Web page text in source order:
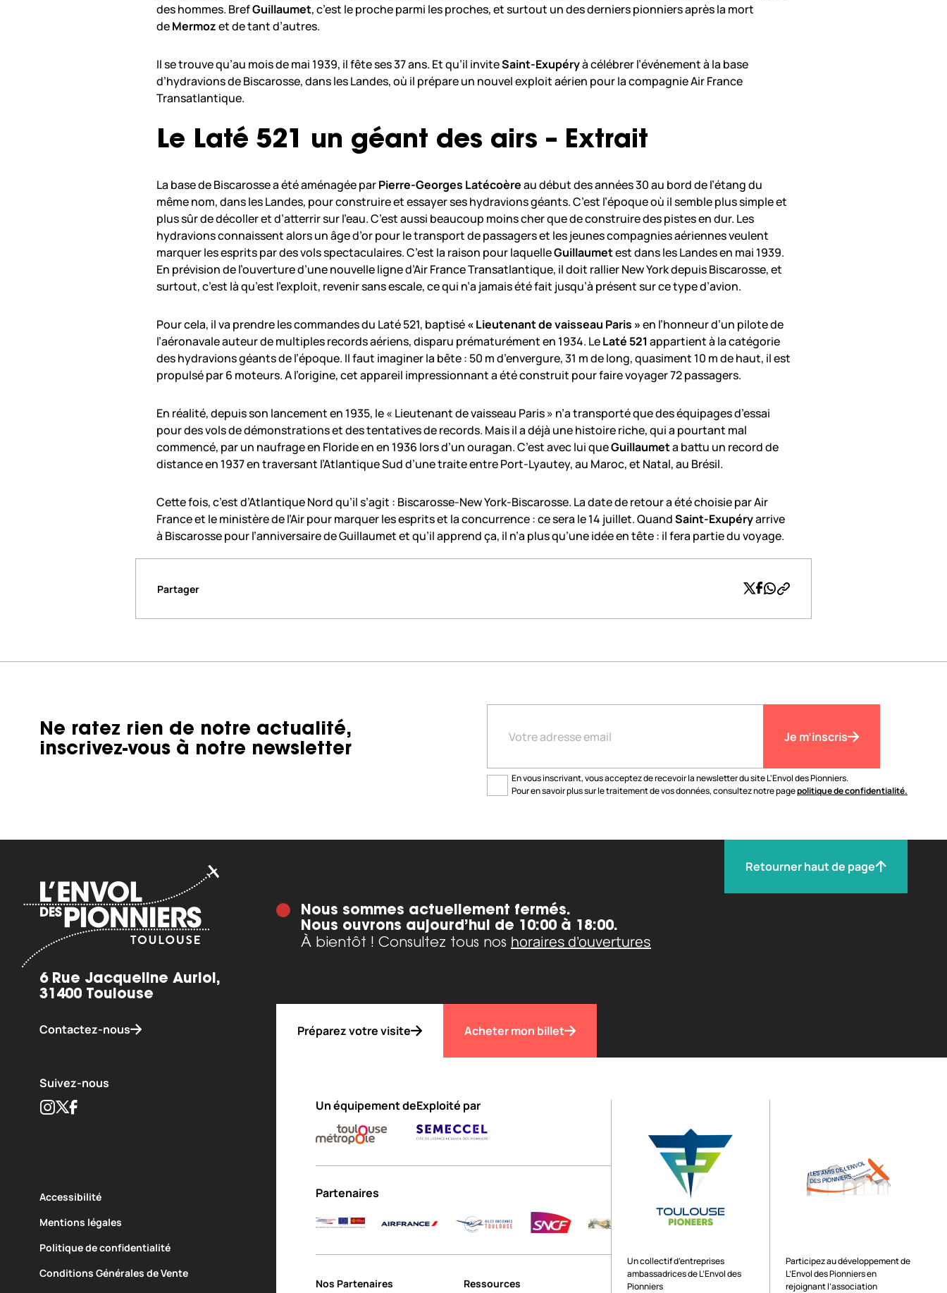
des hommes. BrefGuillaumet, c’est le proche parmi les proches, et surtout un des derniers pionniers après la mort
deMermozet de tant d’autres.
Il se trouve qu’au mois de mai 1939, il fête ses 37 ans. Et qu’il inviteSaint-Exupéryà célébrer l’événement à la base
d’hydravions de Biscarosse, dans les Landes, où il prépare un nouvel exploit aérien pour la compagnie Air France
Transatlantique.
Le Laté 521 un géant des airs – Extrait
La base de Biscarosse a été aménagée parPierre-Georges Latécoèreau début des années 30 au bord de l’étang du
même nom, dans les Landes, pour construire et essayer ses hydravions géants. C’est l’époque où il semble plus simple et
plus sûr de décoller et d’atterrir sur l’eau. C’est aussi beaucoup moins cher que de construire des pistes en dur. Les
hydravions connaissent alors un âge d’or pour le transport de passagers et les jeunes compagnies aériennes veulent
marquer les esprits par des vols spectaculaires. C’est la raison pour laquelleGuillaumetest dans les Landes en mai 1939.
En prévision de l’ouverture d’une nouvelle ligne d’Air France Transatlantique, il doit rallier New York depuis Biscarosse, et
surtout, c’est là qu’est l’exploit, revenir sans escale, ce qui n’a jamais été fait jusqu’à présent sur ce type d’avion.
Pour cela, il va prendre les commandes du Laté 521, baptisé« Lieutenant de vaisseau Paris »en l’honneur d’un pilote de
l’aéronavale auteur de multiples records aériens, disparu prématurément en 1934. LeLaté 521appartient à la catégorie
des hydravions géants de l’époque. Il faut imaginer la bête : 50 m d’envergure, 31 m de long, quasiment 10 m de haut, il est
propulsé par 6 moteurs. A l’origine, cet appareil impressionnant a été construit pour faire voyager 72 passagers.
En réalité, depuis son lancement en 1935, le « Lieutenant de vaisseau Paris » n’a transporté que des équipages d’essai
pour des vols de démonstrations et des tentatives de records. Mais il a déjà une histoire riche, qui a pourtant mal
commencé, par un naufrage en Floride en en 1936 lors d’un ouragan. C’est avec lui queGuillaumeta battu un record de
distance en 1937 en traversant l’Atlantique Sud d’une traite entre Port-Lyautey, au Maroc, et Natal, au Brésil.
Cette fois, c’est d’Atlantique Nord qu’il s’agit : Biscarosse-New York-Biscarosse. La date de retour a été choisie par Air
France et le ministère de l’Air pour marquer les esprits et la concurrence : ce sera le 14 juillet. QuandSaint-Exupéryarrive
à Biscarosse pour l’anniversaire de Guillaumet et qu’il apprend ça, il n’a plus qu’une idée en tête : il fera partie du voyage.
Partager Twitter
Facebook
Whatsapp
Copier le lien
Ne ratez rien de notre actualité,
inscrivez-vous à notre newsletter
Je m’inscris
En vous inscrivant, vous acceptez de recevoir la newsletter du site L'Envol des Pionniers.
Pour en savoir plus sur le traitement de vos données, consultez notre pagepolitique de confidentialité.
6 Rue Jacqueline Auriol,
31400 Toulouse
Contactez-nous
Suivez-nous
Instagram
TwitterFacebook
Accessibilité
Mentions légales
Politique de confidentialité
Conditions Générales de Vente
Nous sommes actuellement fermés.
Nous ouvrons aujourd’hui de 10:00 à 18:00.
À bientôt ! Consultez tous nos horaires d’ouvertures
Retourner haut de page
Préparez votre visite Acheter mon billet
Un équipement deExploité par
Partenaires
de Exploité par
Nos Partenaires Ressources
Un collectif d’entreprises
ambassadrices de L’Envol des
Pionniers
Participez au développement de
L’Envol des Pionniers en
rejoignant l’association